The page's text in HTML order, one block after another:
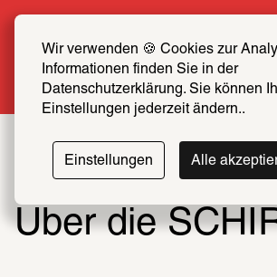
Wir verwenden 🍪 Cookies zur
Informationen finden Sie in der
Datenschutzerklärung. Sie können
Einstellungen jederzeit ändern..
Einstellungen Alle
SCHIRN FREUND*IN
Mehr erfahren
Über die